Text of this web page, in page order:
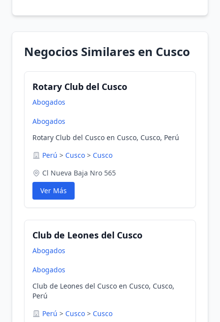
Negocios Similares en Cusco
Rotary Club del Cusco
Abogados
Abogados
Rotary Club del Cusco en Cusco, Cusco, Perú
Perú > Cusco > Cusco
Cl Nueva Baja Nro 565
Ver Más
Club de Leones del Cusco
Abogados
Abogados
Club de Leones del Cusco en Cusco, Cusco,
Perú
Perú > Cusco > Cusco